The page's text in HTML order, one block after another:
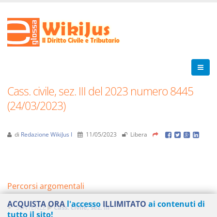
Cass. civile, sez. III del 2023 numero 8445
(24/03/2023)
di Redazione WikiJus I 11/05/2023 Libera
Percorsi argomentali
SENTENZE Cass. civile, sez. III
ACQUISTA ORAl'accesso ILLIMITATO ai contenuti di
tutto il sito!